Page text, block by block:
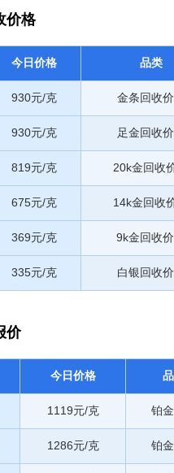
价格
今日价格 品类
930元/克 金条回收
930元/克 足金回收
819元/克 20k金回收
675元/克 14k金回收
369元/克 9k金回收
335元/克 白银回收
价
今日价格
1119元/克 铂
1286元/克 铂